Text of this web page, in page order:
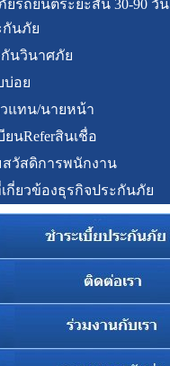
ยรถยนต์ระยะสั้น 30-90 วัน
นภัย
นวินาศภัย
บ่อย
แทน/นายหน้า
ยนReferสินเชื่อ
วัสดิการพนักงาน
กี่ยวข้องธุรกิจประกันภัย